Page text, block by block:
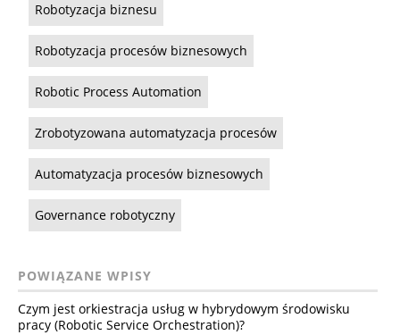
Robotyzacja biznesu
Robotyzacja procesów biznesowych
Robotic Process Automation
Zrobotyzowana automatyzacja procesów
Automatyzacja procesów biznesowych
Governance robotyczny
POWIĄZANE WPISY
Czym jest orkiestracja usług w hybrydowym środowisku
pracy (Robotic Service Orchestration)?